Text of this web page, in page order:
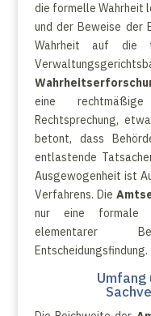
die formelle Wahrheit
und der Beweise
Wahrheit auf die
eine
Rechtsprechung,
betont, dass
entlastende
Ausgewogenheit ist
Verfahrens. Die
nur eine formale
elementarer
Entscheidungsfindung.